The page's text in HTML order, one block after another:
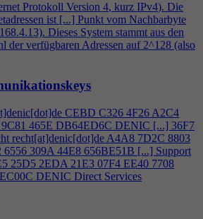
Protokoll Version 4, kurz IPv4). Die
ist [...] Punkt vom Nachbarbyte
4.13). Dieses System stammt aus den
der verfügbaren Adressen auf 2^128 (also
CEBD C326 4F26 A2C4
465E DB64ED6C DENIC [...] 36F7
recht[at]denic[dot]de A4A8 7D2C 8803
309A 44E8 656BE51B [...] Support
25D5 2EDA 21E3 07F4 EE40 7708
DENIC Direct Services